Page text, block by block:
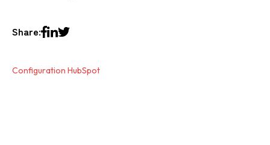
Share:
Configuration HubSpot